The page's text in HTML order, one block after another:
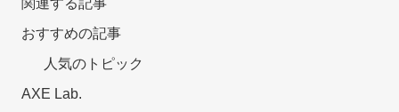
関連する記事
おすすめの記事
人気のトピック
AXE Lab.